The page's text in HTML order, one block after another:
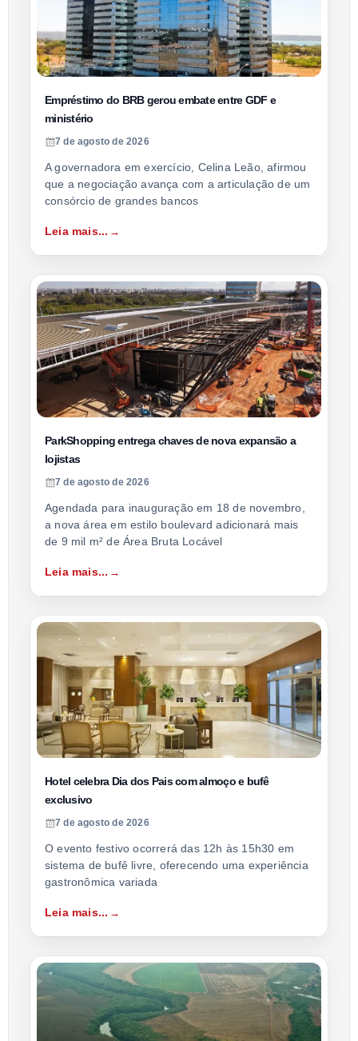
Empréstimo do BRB gerou embate entre GDF e
ministério
7 de agosto de 2026
A governadora em exercício, Celina Leão, afirmou
que a negociação avança com a articulação de um
consórcio de grandes bancos
Leia mais...
ParkShopping entrega chaves de nova expansão a
lojistas
7 de agosto de 2026
Agendada para inauguração em 18 de novembro,
a nova área em estilo boulevard adicionará mais
de 9 mil m² de Área Bruta Locável
Leia mais...
Hotel celebra Dia dos Pais com almoço e bufê
exclusivo
7 de agosto de 2026
O evento festivo ocorrerá das 12h às 15h30 em
sistema de bufê livre, oferecendo uma experiência
gastronômica variada
Leia mais...